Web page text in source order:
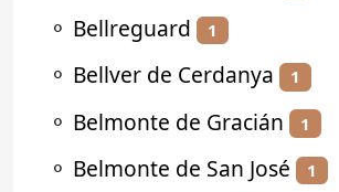
⚬ Bellreguard 1
⚬ Bellver de Cerdanya 1
⚬ Belmonte de Gracián 1
⚬ Belmonte de San José 1